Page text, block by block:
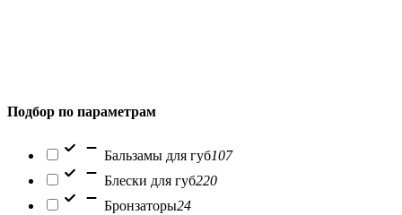
Подбор по параметрам
Бальзамы для губ107
Блески для губ220
Бронзаторы24